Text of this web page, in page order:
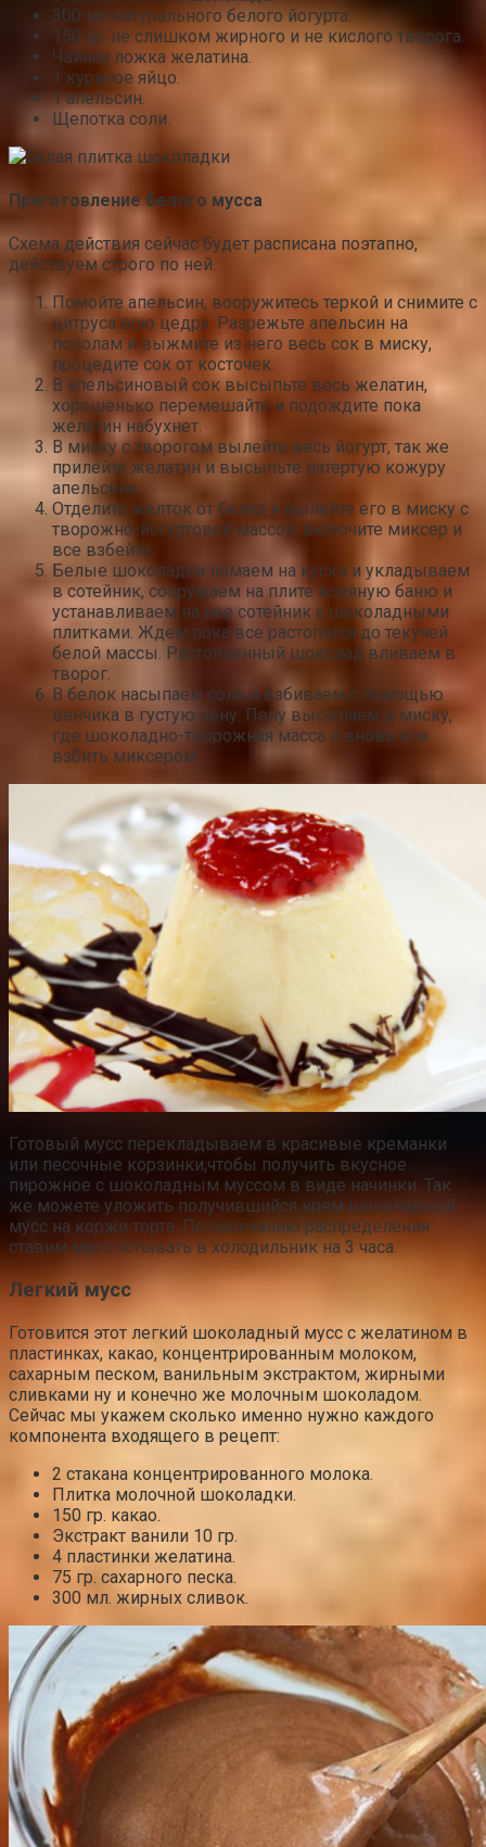
300 мл натурального белого йогурта.
150 гр. не слишком жирного и не кислого творога.
Чайная ложка желатина.
1 куриное яйцо.
1 апельсин.
Щепотка соли.
Приготовление белого мусса
Схема действия сейчас будет расписана поэтапно,
действуем строго по ней.
Помойте апельсин, вооружитесь теркой и снимите с
цитруса всю цедру. Разрежьте апельсин на
пополам и выжмите из него весь сок в миску,
процедите сок от косточек.
В апельсиновый сок высыпьте весь желатин,
хорошенько перемешайте и подождите пока
желатин набухнет.
В миску с творогом вылейте весь йогурт, так же
прилейте желатин и высыпьте натертую кожуру
апельсина.
Отделите желток от белка и вылейте его в миску с
творожно-йогуртовой массой, включите миксер и
все взбейте.
Белые шоколадки ломаем на куски и укладываем
в сотейник, сооружаем на плите водяную баню и
устанавливаем на нее сотейник с шоколадными
плитками. Ждем пока все растопится до текучей
белой массы. Растопленный шоколад вливаем в
творог.
В белок насыпаем соль и взбиваем с помощью
венчика в густую пену. Пену высыпаем в миску,
где шоколадно-творожная масса и вновь все
взбить миксером.
Готовый мусс перекладываем в красивые креманки
или песочные корзинки,чтобы получить вкусное
пирожное с шоколадным муссом в виде начинки. Так
же можете уложить получившийся крем шоколадный
мусс на коржи торта. По окончанию распределения
ставим мусс остывать в холодильник на 3 часа.
Легкий мусс
Готовится этот легкий шоколадный мусс с желатином в
пластинках, какао, концентрированным молоком,
сахарным песком, ванильным экстрактом, жирными
сливками ну и конечно же молочным шоколадом.
Сейчас мы укажем сколько именно нужно каждого
компонента входящего в рецепт:
2 стакана концентрированного молока.
Плитка молочной шоколадки.
150 гр. какао.
Экстракт ванили 10 гр.
4 пластинки желатина.
75 гр. сахарного песка.
300 мл. жирных сливок.